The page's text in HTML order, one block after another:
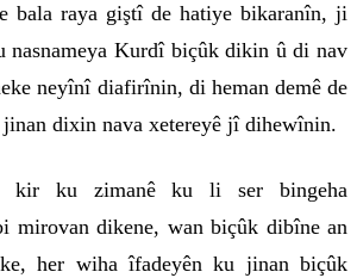
bala raya giştî de hatiye bikaranîn, ji
nasnameya Kurdî biçûk dikin û di nav
neyînî diafirînin, di heman demê de
dixin nava xetereyê jî dihewînin.
kir ku zimanê ku li ser bingeha
mirovan dikene, wan biçûk dibîne an
her wiha îfadeyên ku jinan biçûk